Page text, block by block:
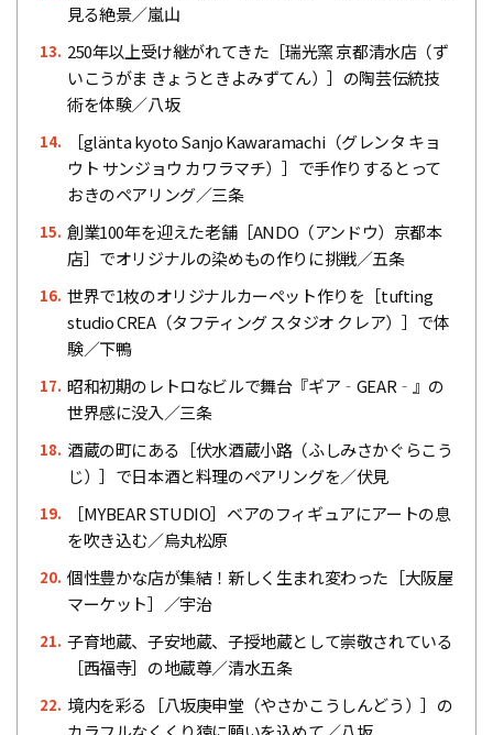
見る絶景／嵐山
13. 250年以上受け継がれてきた［瑞光窯 京都清水店（ず
いこうがま きょうときよみずてん）］の陶芸伝統技
術を体験／八坂
14.
［glänta kyoto Sanjo Kawaramachi（グレンタ キョ
ウト サンジョウ カワラマチ）］で手作りするとって
おきのペアリング／三条
15. 創業100年を迎えた老舗［ANDO（アンドウ）京都本
店］でオリジナルの染めもの作りに挑戦／五条
16. 世界で1枚のオリジナルカーペット作りを［tufting
studio CREA（タフティング スタジオ クレア）］で体
験／下鴨
17. 昭和初期のレトロなビルで舞台『ギア‐GEAR‐』の
世界感に没入／三条
18. 酒蔵の町にある［伏水酒蔵小路（ふしみさかぐらこう
じ）］で日本酒と料理のペアリングを／伏見
19.
［MYBEAR STUDIO］ベアのフィギュアにアートの息
を吹き込む／烏丸松原
20. 個性豊かな店が集結！新しく生まれ変わった［大阪屋
マーケット］／宇治
21. 子育地蔵、子安地蔵、子授地蔵として崇敬されている
［西福寺］の地蔵尊／清水五条
22. 境内を彩る［八坂庚申堂（やさかこうしんどう）］の